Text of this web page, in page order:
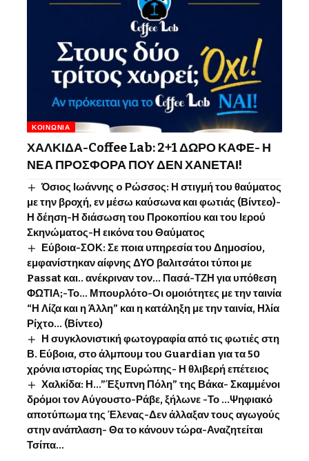
ΚΟΙΝΩΝΊΑ
ΧΑΛΚΙΔΑ-Coffee Lab: 2+1 ΔΩΡΟ ΚΑΦΕ- Η
ΝΕΑ ΠΡΟΣΦΟΡΑ ΠΟΥ ΔΕΝ ΧΑΝΕΤΑΙ!
Όσιος Ιωάννης o Ρώσσος: Η στιγμή του θαύματος
με την βροχή, εν μέσω καύσωνα και φωτιάς (Βίντεο)-
Η δέηση-Η διάσωση του Προκοπίου και του Ιερού
Σκηνώματος-Η εικόνα του Θαύματος
Εύβοια-ΣΟΚ: Σε ποια υπηρεσία του Δημοσίου,
εμφανίστηκαν αίφνης ΔΥΟ βαλιτσάτοι τύποι με
Passat και.. ανέκριναν τον… Πασά-ΤΖΗ για υπόθεση
ΦΩΤΙΑ;-Το… Μπουρλότο-Οι ομοιότητες με την ταινία
“Η Λίζα και η Άλλη” και η κατάληξη με την ταινία, Ηλία
Ρίχτο… (Βίντεο)
Η συγκλονιστική φωτογραφία από τις φωτιές στη
Β. Εύβοια, στο άλμπουμ του Guardian για τα 50
χρόνια ιστορίας της Ευρώπης- Η θλιβερή επέτειος
Χαλκίδα: Η…”Έξυπνη Πόλη” της Βάκα- Σκαμμένοι
δρόμοι τον Αύγουστο-Ράβε, ξήλωνε -Το …Ψηφιακό
αποτύπωμα της Έλενας-Δεν άλλαξαν τους αγωγούς
στην ανάπλαση- Θα το κάνουν τώρα-Αναζητείται
Τσίπα…